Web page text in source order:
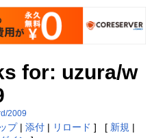
for: uzura/w
2009
プ| 添付| リロード ] [ 新規 |